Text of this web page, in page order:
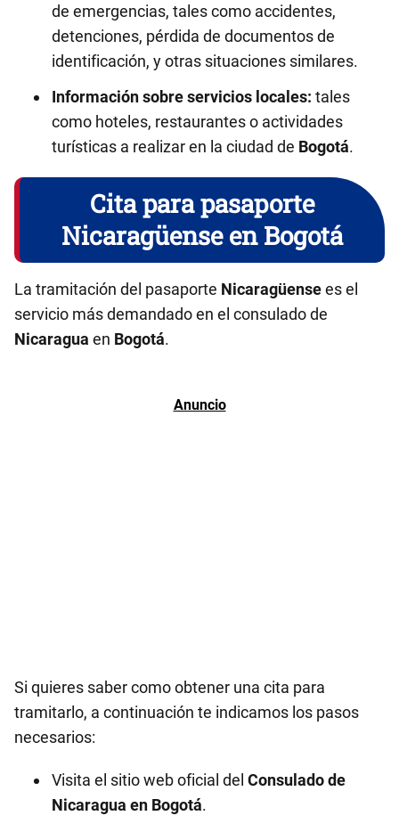
de emergencias, tales como accidentes,
detenciones, pérdida de documentos de
identificación, y otras situaciones similares.
Información sobre servicios locales: tales
como hoteles, restaurantes o actividades
turísticas a realizar en la ciudad de Bogotá.
Cita para pasaporte
Nicaragüense en Bogotá
La tramitación del pasaporte Nicaragüensees el
servicio más demandado en el consulado de
Nicaragua en Bogotá.
Si quieres saber como obtener una cita para
tramitarlo, a continuación te indicamos los pasos
necesarios:
Visita el sitio web oficial del Consulado de
Nicaragua en Bogotá.